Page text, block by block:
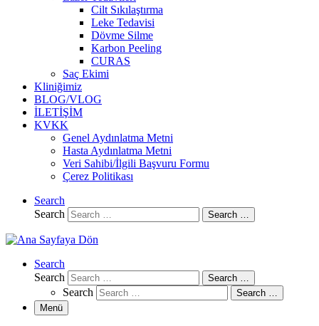
Cilt Sıkılaştırma
Leke Tedavisi
Dövme Silme
Karbon Peeling
CURAS
Saç Ekimi
Kliniğimiz
BLOG/VLOG
İLETİŞİM
KVKK
Genel Aydınlatma Metni
Hasta Aydınlatma Metni
Veri Sahibi/İlgili Başvuru Formu
Çerez Politikası
Search
Search
Search …
Search
Search
Search …
Search
Search …
Menü